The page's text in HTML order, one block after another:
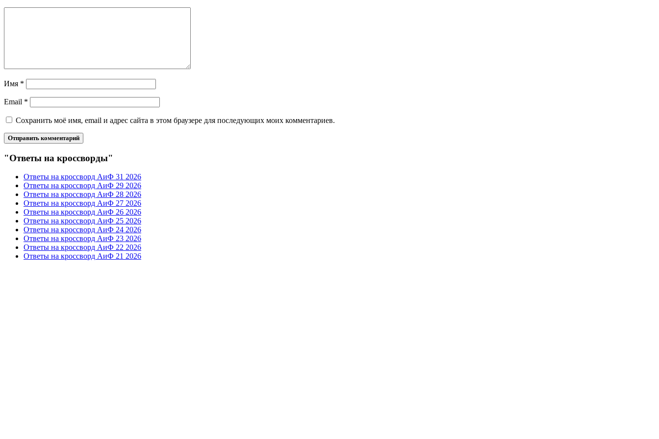
Имя *
Email *
Сохранить моё имя, email и адрес сайта в этом браузере для последующих моих комментариев.
"Ответы на кроссворды"
Ответы на кроссворд АиФ 31 2026
Ответы на кроссворд АиФ 29 2026
Ответы на кроссворд АиФ 28 2026
Ответы на кроссворд АиФ 27 2026
Ответы на кроссворд АиФ 26 2026
Ответы на кроссворд АиФ 25 2026
Ответы на кроссворд АиФ 24 2026
Ответы на кроссворд АиФ 23 2026
Ответы на кроссворд АиФ 22 2026
Ответы на кроссворд АиФ 21 2026